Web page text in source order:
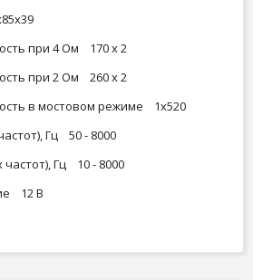
при 4 Ом 170 x 2
при 2 Ом 260 x 2
в мостовом режиме 1х520
Гц 50 - 8000
частот), Гц 10 - 8000
12 В